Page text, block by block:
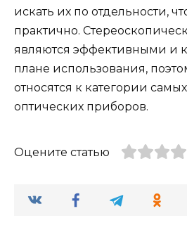
искать их по отдельности,
практично.
являются эффективными и
плане использования,
относятся к категории
оптических приборов.
Оцените статью